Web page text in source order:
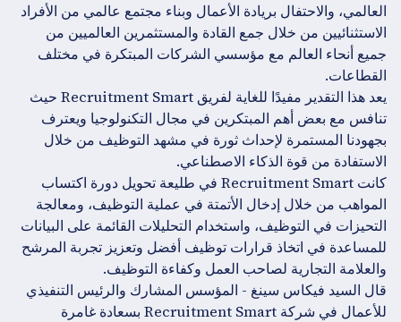
العالمي، والاحتفال بريادة الأعمال وبناء مجتمع عالمي من الأفراد
الاستثنائيين من خلال جمع القادة والمستثمرين العالميين من
جميع أنحاء العالم مع مؤسسي الشركات المبتكرة في مختلف
القطاعات.
يعد هذا التقدير مفيدًا للغاية لفريق Recruitment Smart حيث
تنافس مع بعض أهم المبتكرين في مجال التكنولوجيا ويعترف
بجهودنا المستمرة لإحداث ثورة في مشهد التوظيف من خلال
الاستفادة من قوة الذكاء الاصطناعي.
كانت Recruitment Smart في طليعة تحويل دورة اكتساب
المواهب من خلال إدخال الأتمتة في عملية التوظيف، ومعالجة
التحيزات في التوظيف، واستخدام التحليلات القائمة على البيانات
للمساعدة في اتخاذ قرارات توظيف أفضل وتعزيز تجربة المرشح
والعلامة التجارية لصاحب العمل وكفاءة التوظيف.
قال السيد فيكاس سينغ - المؤسس المشارك والرئيس التنفيذي
للأعمال في شركة Recruitment Smart بسعادة غامرة